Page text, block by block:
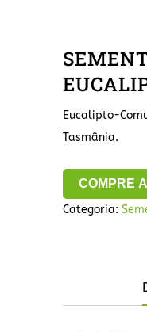
Eucalipto-
Tasmânia.
COMPRE
Categoria: